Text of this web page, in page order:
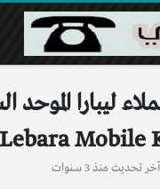
ليبارا الموحد
آخر تحديث منذ 3 سنوات